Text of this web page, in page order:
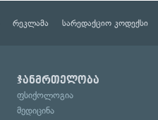
რეკლამა სარედაქციო კოდექსი
ჯანმრთელობა
ფსიქოლოგია
მედიცინა